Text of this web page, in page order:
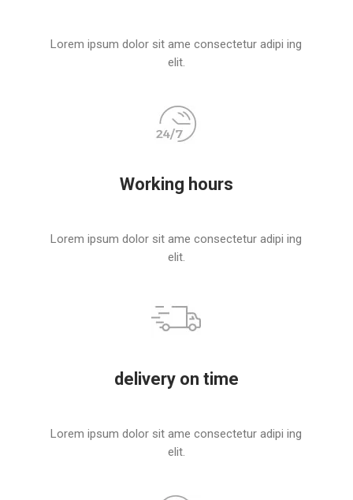
Lorem ipsum dolor sit ame consectetur adipi ing
elit.
Working hours
Lorem ipsum dolor sit ame consectetur adipi ing
elit.
delivery on time
Lorem ipsum dolor sit ame consectetur adipi ing
elit.